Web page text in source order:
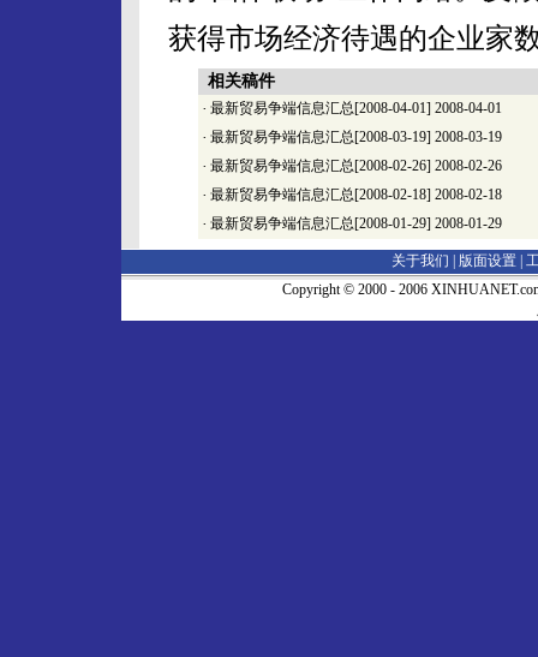
获得市场经济待遇的企业家
相关稿件
· 最新贸易争端信息汇总[2008-04-01] 2008-04-01
· 最新贸易争端信息汇总[2008-03-19] 2008-03-19
· 最新贸易争端信息汇总[2008-02-26] 2008-02-26
· 最新贸易争端信息汇总[2008-02-18] 2008-02-18
· 最新贸易争端信息汇总[2008-01-29] 2008-01-29
关于我们 | 版面设置
Copyright © 2000 - 2006